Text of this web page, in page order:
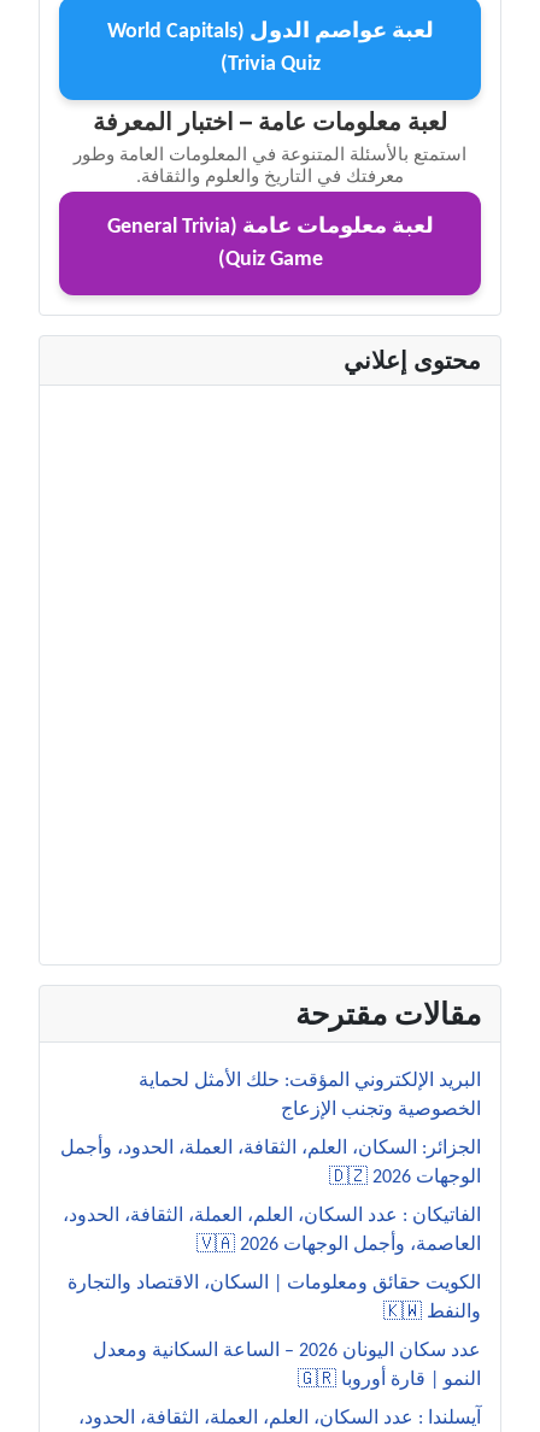
لعبة عواصم الدول (World Capitals
Trivia Quiz)
لعبة معلومات عامة – اختبار المعرفة
استمتع بالأسئلة المتنوعة في المعلومات العامة وطور
معرفتك في التاريخ والعلوم والثقافة.
لعبة معلومات عامة (General Trivia
Quiz Game)
محتوى إعلاني
مقالات مقترحة
البريد الإلكتروني المؤقت: حلك الأمثل لحماية
الخصوصية وتجنب الإزعاج
الجزائر: السكان، العلم، الثقافة، العملة، الحدود، وأجمل
الوجهات 2026 🇩🇿
الفاتيكان : عدد السكان، العلم، العملة، الثقافة، الحدود،
العاصمة، وأجمل الوجهات 2026 🇻🇦
الكويت حقائق ومعلومات | السكان، الاقتصاد والتجارة
والنفط 🇰🇼
عدد سكان اليونان 2026 – الساعة السكانية ومعدل
النمو | قارة أوروبا 🇬🇷
آيسلندا : عدد السكان، العلم، العملة، الثقافة، الحدود،